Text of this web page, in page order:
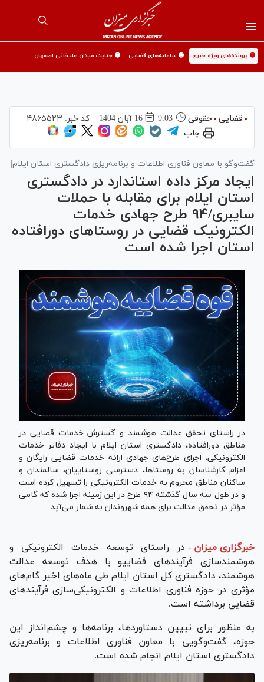
🟡 پرونده‌های ویژه خبری 🟡 سامانه‌های قضایی 🟡 جنایت میدان علیخانی اصفهان
قضایی حقوقی 9:03 16 آبان 1404 کد خبر: ۴۸۶۵۵۲۳
چاپ
گفت‌و‌گو با معاون فناوری اطلاعات و برنامه‌ریزی دادگستری استان ایلام|
ایجاد مرکز داده استاندارد در دادگستری
استان ایلام برای مقابله با حملات
سایبری/۹۴ طرح جهادی خدمات
الکترونیک قضایی در روستاهای دورافتاده
استان اجرا شده است
در راستای تحقق عدالت هوشمند و گسترش خدمات قضایی در
مناطق دورافتاده، دادگستری استان ایلام با ایجاد دفاتر خدمات
الکترونیکی، اجرای طرح‌های جهادی ارائه خدمات قضایی رایگان و
اعزام کارشناسان به روستاها، دسترسی روستاییان، سالمندان و
ساکنان مناطق محروم به خدمات الکترونیکی را تسهیل کرده است
و در طول سه سال گذشته ۹۴ طرح در این زمینه اجرا شده که گامی
مؤثر در تحقق عدالت برای همه شهروندان به شمار می‌آید.
خبرگزاری میزان - در راستای توسعه خدمات الکترونیکی و
هوشمندسازی فرآیند‌های قضاییو با هدف توسعه عدالت
هوشمند، دادگستری کل استان ایلام طی ماه‌های اخیر گام‌های
مؤثری در حوزه فناوری اطلاعات و الکترونیکی‌سازی فرآیندهای
قضایی برداشته است.
به منظور برای تبیین دستاوردها، برنامه‌ها و چشم‌انداز این
حوزه، گفت‌وگویی با معاون فناوری اطلاعات و برنامه‌ریزی
دادگستری استان ایلام انجام شده است.